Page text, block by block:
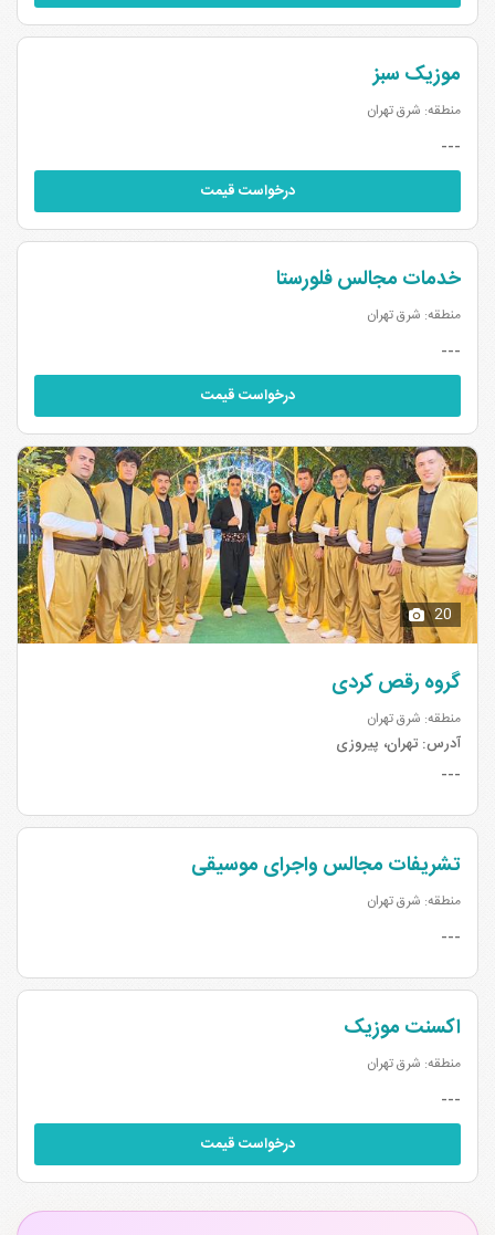
موزیک سبز
منطقه: شرق تهران
---
درخواست قیمت
خدمات مجالس فلورستا
منطقه: شرق تهران
---
درخواست قیمت
20
گروه رقص کردی
منطقه: شرق تهران
آدرس: تهران، پیروزی
---
تشریفات مجالس واجرای موسیقی
منطقه: شرق تهران
---
اکسنت موزیک
منطقه: شرق تهران
---
درخواست قیمت